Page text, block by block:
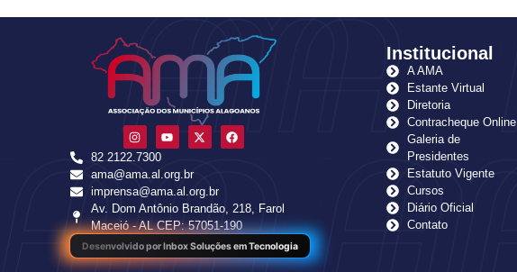
82 2122.7300
ama@ama.al.org.br
imprensa@ama.al.org.br
Av. Dom Antônio Brandão, 218, Farol
Maceió - AL CEP: 57051-190
Desenvolvido por Inbox Soluções em Tecnologia
Institucional
A AMA
Estante Virtual
Diretoria
Contracheque Online
Galeria de
Presidentes
Estatuto Vigente
Cursos
Diário Oficial
Contato